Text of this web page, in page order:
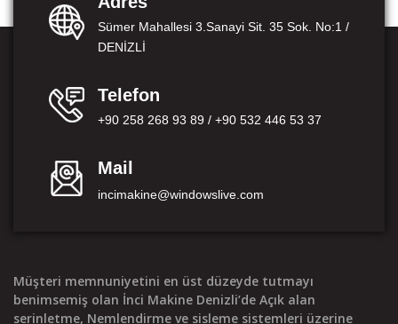
Sümer Mahallesi 3.Sanayi Sit. 35 Sok. No:1 /
DENİZLİ
Telefon
+90 258 268 93 89 / +90 532 446 53 37
Mail
incimakine@windowslive.com
Müşteri memnuniyetini en üst düzeyde tutmayı
benimsemiş olan İnci Makine Denizli’de Açık alan
serinletme, Nemlendirme ve sisleme sistemleri üzerine